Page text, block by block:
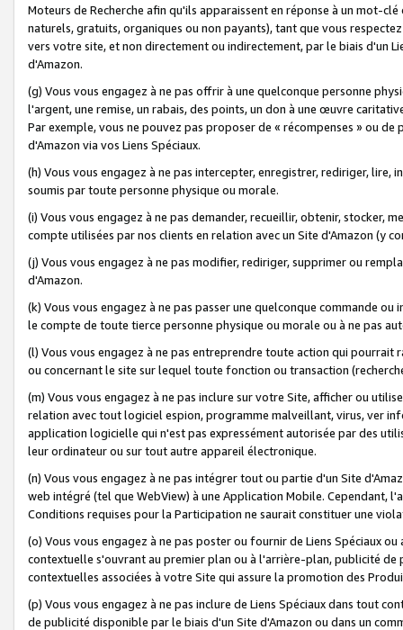
Moteurs de Recherche afin qu'ils apparaissent en réponse à un mot-
naturels, gratuits, organiques ou non payants), tant que vous
vers votre site, et non directement ou indirectement, par le biais d'un
d'Amazon.
(g) Vous vous engagez à ne pas offrir à une quelconque personne
l'argent, une remise, un rabais, des points, un don à une œuvre
Par exemple, vous ne pouvez pas proposer de « récompenses » ou
d'Amazon via vos Liens Spéciaux.
(h) Vous vous engagez à ne pas intercepter, enregistrer, rediriger,
soumis par toute personne physique ou morale.
(i) Vous vous engagez à ne pas demander, recueillir, obtenir, stocker,
compte utilisées par nos clients en relation avec un Site d'Amazon (y
(j) Vous vous engagez à ne pas modifier, rediriger, supprimer ou
d'Amazon.
(k) Vous vous engagez à ne pas passer une quelconque commande
le compte de toute tierce personne physique ou morale ou à ne pas
(l) Vous vous engagez à ne pas entreprendre toute action qui
ou concernant le site sur lequel toute fonction ou transaction
(m) Vous vous engagez à ne pas inclure sur votre Site, afficher ou
relation avec tout logiciel espion, programme malveillant, virus, ver
application logicielle qui n'est pas expressément autorisée par des
leur ordinateur ou sur tout autre appareil électronique.
(n) Vous vous engagez à ne pas intégrer tout ou partie d'un Site
web intégré (tel que WebView) à une Application Mobile. Cependant,
Conditions requises pour la Participation ne saurait constituer une
(o) Vous vous engagez à ne pas poster ou fournir de Liens Spéciaux
contextuelle s'ouvrant au premier plan ou à l'arrière-plan, publicité
contextuelles associées à votre Site qui assure la promotion des
(p) Vous vous engagez à ne pas inclure de Liens Spéciaux dans tout
de publicité disponible par le biais d'un Site d'Amazon ou dans un